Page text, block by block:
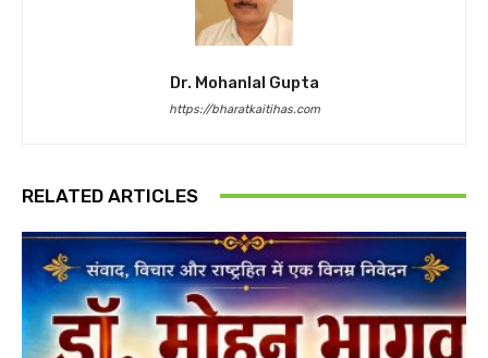
Dr. Mohanlal Gupta
https://bharatkaitihas.com
RELATED ARTICLES